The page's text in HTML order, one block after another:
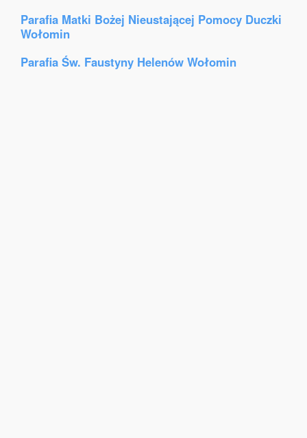
Parafia Matki Bożej Nieustającej Pomocy Duczki
Wołomin
Parafia Św. Faustyny Helenów Wołomin